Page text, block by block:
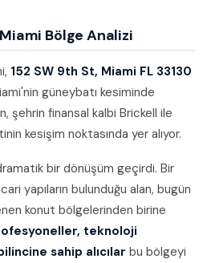
Bölge Analizi
152 SW 9th St, Miami FL 33130
güneybatı kesiminde
şehrin finansal kalbi Brickell ile
kesişim noktasında yer alıyor.
bir dönüşüm geçirdi. Bir
yapıların bulunduğu alan, bugün
konut bölgelerinden birine
teknoloji
sahip alıcılar bu bölgeyi